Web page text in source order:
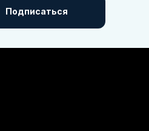
Подписаться